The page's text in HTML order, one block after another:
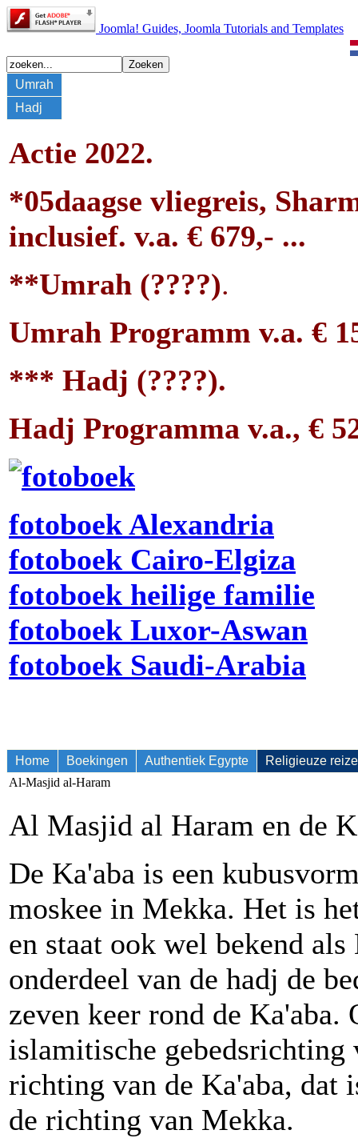
Joomla! Guides, Joomla Tutorials and Templates
Umrah
Hadj
Actie 2022.
*05daagse vliegreis,
inclusief. v.a. € 679,- ...
**Umrah (????).
Umrah Programm v.a. €
*** Hadj (????).
Hadj Programma v.a., €
fotoboek Alexandria
fotoboek Cairo-Elgiza
fotoboek heilige familie
fotoboek Luxor-Aswan
fotoboek Saudi-Arabia
Home Boekingen Authentiek Egypte
Religieuze
Al-Masjid al-Haram
Al Masjid al Haram en de
De Ka'aba is een
moskee in Mekka. Het is
en staat ook wel bekend
onderdeel van de hadj de
zeven keer rond de Ka'aba.
islamitische
richting van de Ka'aba,
de richting van Mekka.